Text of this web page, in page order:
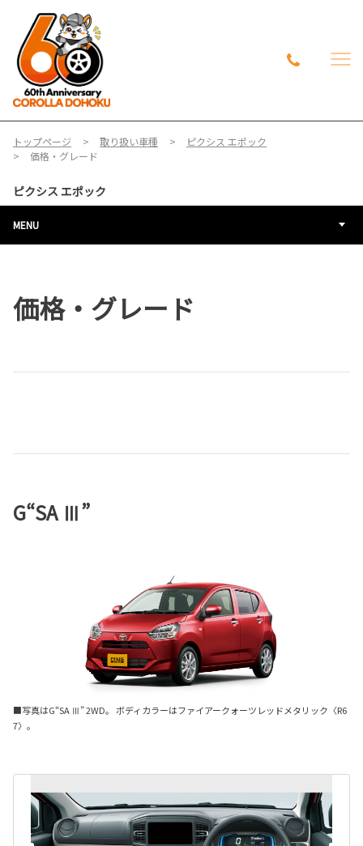
トップページ 取り扱い車種
ピクシス エポック
価格・グレード
ピクシス エポック
MENU
価格・グレード
G“SA Ⅲ”
■写真はG“SA Ⅲ” 2WD。 ボディカラーはファイアークォーツレッドメタリック〈R6
7〉。